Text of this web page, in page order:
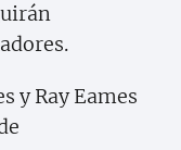
y Ray Eames